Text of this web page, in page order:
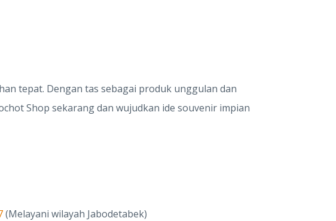
tepat. Dengan tas sebagai produk unggulan dan
Shop sekarang dan wujudkan ide souvenir impian
(Melayani wilayah Jabodetabek)